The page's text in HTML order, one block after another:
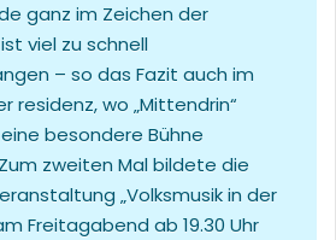
ganz im Zeichen der
viel zu schnell
– so das Fazit auch im
residenz, wo „Mittendrin“
besondere Bühne
zweiten Mal bildete die
„Volksmusik in der
Freitagabend ab 19.30 Uhr